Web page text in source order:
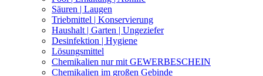
Säuren | Laugen
Triebmittel | Konservierung
Haushalt | Garten | Ungeziefer
Desinfektion | Hygiene
Lösungsmittel
Chemikalien nur mit GEWERBESCHEIN
Chemikalien im großen Gebinde